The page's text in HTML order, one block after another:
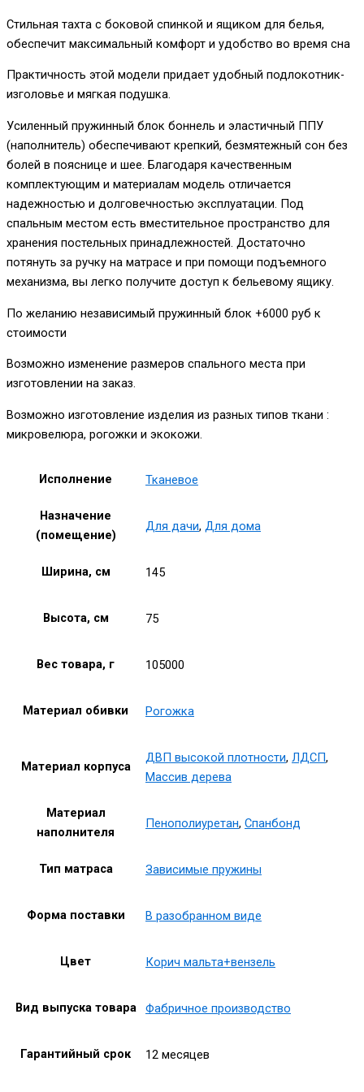
Стильная тахта с боковой спинкой и ящиком для белья,
обеспечит максимальный комфорт и удобство во время сна
Практичность этой модели придает удобный подлокотник-
изголовье и мягкая подушка.
Усиленный пружинный блок боннель и эластичный ППУ
(наполнитель) обеспечивают крепкий, безмятежный сон без
болей в пояснице и шее. Благодаря качественным
комплектующим и материалам модель отличается
надежностью и долговечностью эксплуатации. Под
спальным местом есть вместительное пространство для
хранения постельных принадлежностей. Достаточно
потянуть за ручку на матрасе и при помощи подъемного
механизма, вы легко получите доступ к бельевому ящику.
По желанию независимый пружинный блок +6000 руб к
стоимости
Возможно изменение размеров спального места при
изготовлении на заказ.
Возможно изготовление изделия из разных типов ткани :
микровелюра, рогожки и экокожи.
Исполнение Тканевое
Назначение
(помещение)
Для дачи, Для дома
Ширина, см 145
Высота, см 75
Вес товара, г 105000
Материал обивки Рогожка
Материал корпуса
ДВП высокой плотности, ЛДСП,
Массив дерева
Материал
наполнителя
Пенополиуретан, Спанбонд
Тип матраса Зависимые пружины
Форма поставки В разобранном виде
Цвет Корич мальта+вензель
Вид выпуска товара Фабричное производство
Гарантийный срок 12 месяцев